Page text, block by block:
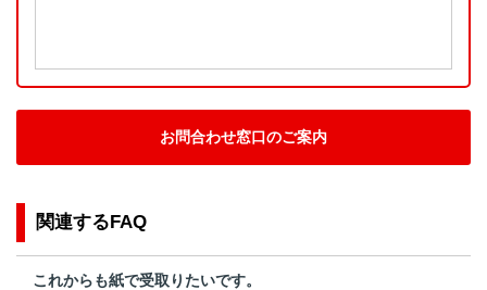
お問合わせ窓口のご案内
関連するFAQ
これからも紙で受取りたいです。